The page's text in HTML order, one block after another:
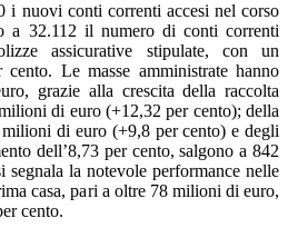
i nuovi conti correnti accesi nel corso
a 32.112 il numero di conti correnti
assicurative stipulate, con un
Le masse amministrate hanno
grazie alla crescita della raccolta
di euro (+12,32 per cento); della
di euro (+9,8 per cento) e degli
dell’8,73 per cento, salgono a 842
la notevole performance nelle
casa, pari a oltre 78 milioni di euro,
cento.